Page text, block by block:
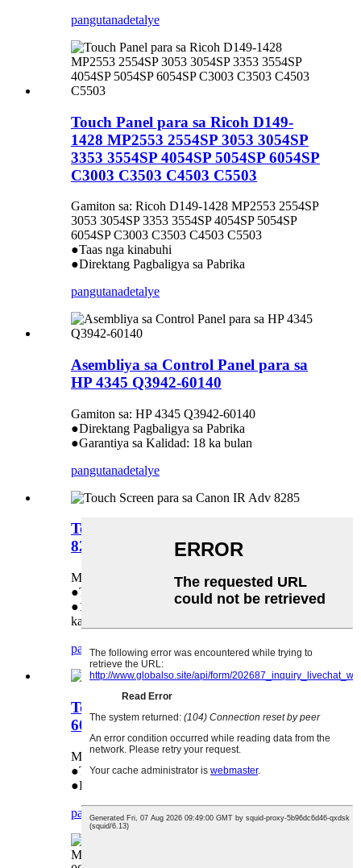
pangutanadetalye
Touch Panel para sa Ricoh D149-
1428 MP2553 2554SP 3053 3054SP
3353 3554SP 4054SP 5054SP 6054SP
C3003 C3503 C4503 C5503
Gamiton sa: Ricoh D149-1428 MP2553 2554SP
3053 3054SP 3353 3554SP 4054SP 5054SP
6054SP C3003 C3503 C4503 C5503
●Taas nga kinabuhi
●Direktang Pagbaligya sa Pabrika
pangutanadetalye
Asembliya sa Control Panel para sa
HP 4345 Q3942-60140
Gamiton sa: HP 4345 Q3942-60140
●Direktang Pagbaligya sa Pabrika
●Garantiya sa Kalidad: 18 ka bulan
pangutanadetalye
Touch Screen para sa Canon IR Adv
8285
Magamit sa: Canon IR Adv 8285
●Taas nga kinabuhi
●1:1 nga pag-ilis kon adunay problema sa
kalidad
pangutanadetalye
Touch Screen para sa Canon IR Adv
6075
Magamit sa: Canon IR Adv 6075
●Taas nga kinabuhi
●Direktang Pagbaligya sa Pabrika
pangutanadetalye